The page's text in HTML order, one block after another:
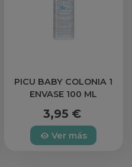
PICU BABY COLONIA 1
ENVASE 100 ML
3,95 €
Ver más